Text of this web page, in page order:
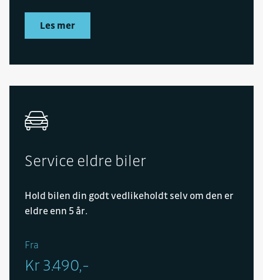
Les mer
Service eldre biler
Hold bilen din godt vedlikeholdt selv om den er
eldre enn 5 år.
Fra
Kr 3.490,-